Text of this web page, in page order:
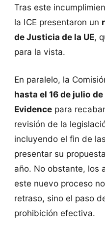
Tras este
la ICE presentaron un
de Justicia de la UE,
para la vista.
En paralelo, la
hasta el 16 de julio
Evidencepara
revisión de la
incluyendo el fin de
presentar su
año. No obstante, los
este nuevo proceso
retraso, sino el paso
prohibición efectiva.